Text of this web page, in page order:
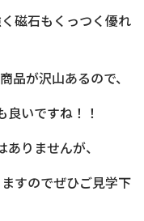
磁石もくっつく優れ
品が沢山あるので、
いですね！！
りませんが、
すのでぜひご見学下